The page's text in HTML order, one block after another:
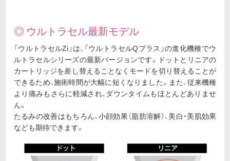
◎ ウルトラセル最新モデル
「ウルトラセルZi」は、「ウルトラセルQプラス」の進化機種でウ
ルトラセルシリーズの最新バージョンです。ドットとリニアの
カートリッジを差し替えることなくモードを切り替えることが
できるため、施術時間が大幅に短くなりました。また、従来機種
より痛みもさらに軽減され、ダウンタイムもほとんどありませ
ん。
たるみの改善はもちろん、小顔効果（脂肪溶解）、美白・美肌効果
なども期待できます。